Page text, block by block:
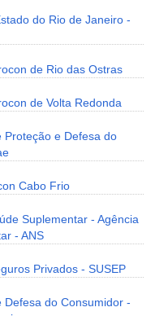
do Rio de Janeiro -
de Rio das Ostras
de Volta Redonda
Proteção e Defesa do
Cabo Frio
Suplementar - Agência
- ANS
Privados - SUSEP
Defesa do Consumidor -